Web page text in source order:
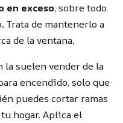
en exceso, sobre todo
Trata de mantenerlo a
de la ventana.
la suelen vender de la
encendido, solo que
puedes cortar ramas
hogar. Aplica el